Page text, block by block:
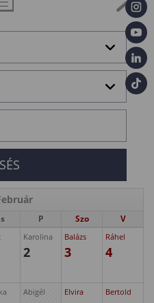
P Szo V
Karolina
2
Balázs
3
Ráhel
4
Abigél Elvira Bertold